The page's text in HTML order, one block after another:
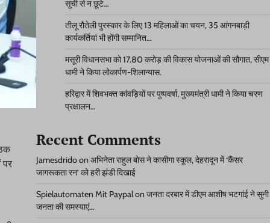
पर
सूची से न छूटे…
तीलू रौतेली पुरस्कार के लिए 13 महिलाओं का चयन, 35 आंगनबाड़ी
कार्यकर्तियां भी होंगी सम्मानित…
मसूरी विधानसभा को 17.80 करोड़ की विकास योजनाओं की सौगात, सीएम
धामी ने किया लोकार्पण-शिलान्यास.
हरिद्वार में शिवभक्त कांवड़ियों पर पुष्पवर्षा, मुख्यमंत्री धामी ने किया चरण
प्रक्षालन…
Recent Comments
Jamesdridoonअभिनेता राहुल बोस ने कासीगा स्कूल, देहरादून में ‘कैंसर
जागरूकता रन’ को हरी झंडी दिखाई
Spielautomaten Mit Paypalonजनता दरबार में डीएम आशीष भटगांई ने सुनी
जनता की समस्याएं…